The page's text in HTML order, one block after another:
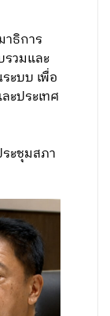
ธิการ
วมและ
ะบบ เพื่อ
ะประเทศ
ะชุมสภา